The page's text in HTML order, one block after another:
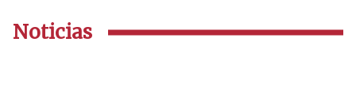
Noticias